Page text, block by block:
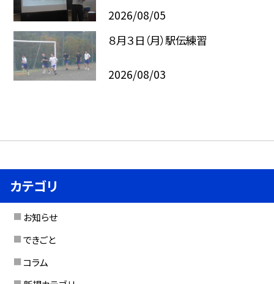
2026/08/05
８月３日（月）駅伝練習
2026/08/03
カテゴリ
お知らせ
できごと
コラム